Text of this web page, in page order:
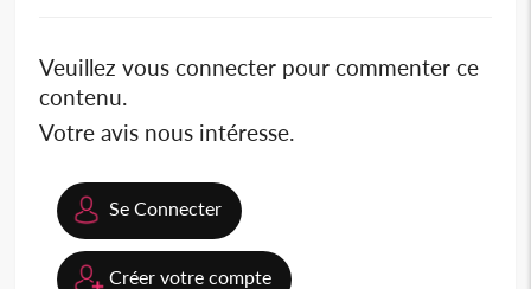
Veuillez vous connecter pour commenter ce
contenu.
Votre avis nous intéresse.
Se Connecter
Créer votre compte